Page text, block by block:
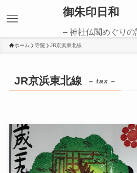
御朱印日和
– 神社仏閣めぐりの
ホーム 寺院 JR京浜東北線
JR京浜東北線 – tax –